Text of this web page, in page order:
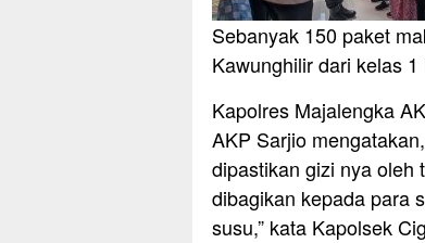
Sebanyak 150 paket
Kawunghilir dari kelas
Kapolres Majalengka
AKP Sarjio
dipastikan gizi nya oleh
dibagikan kepada para
susu,” kata Kapolsek